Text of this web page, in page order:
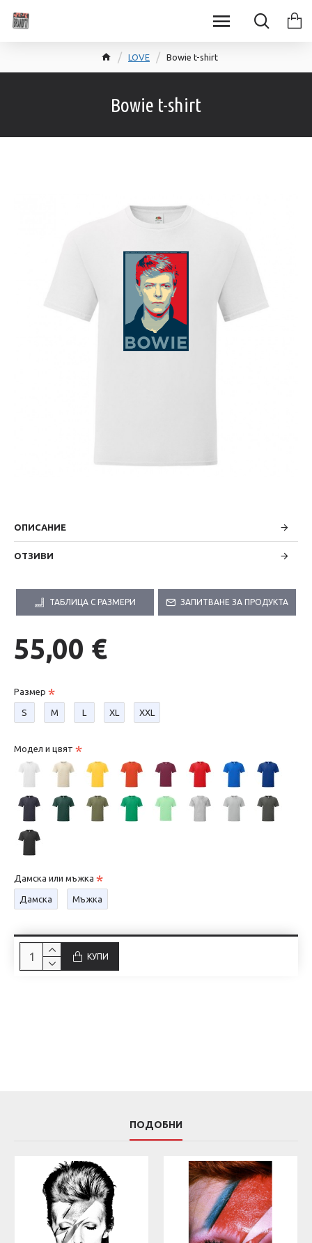
LOVE Bowie t-shirt
Bowie t-shirt
ОПИСАНИЕ
ОТЗИВИ
ТАБЛИЦА С РАЗМЕРИ ЗАПИТВАНЕ ЗА ПРОДУКТА
55,00 €
Размер
S М L XL XXL
Модел и цвят
Дамска или мъжка
Дамска Мъжка
КУПИ
ПОДОБНИ